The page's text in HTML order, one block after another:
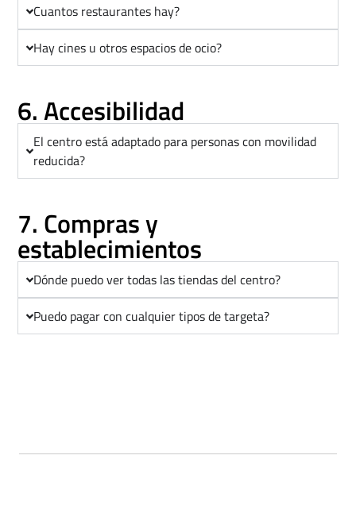
Cuantos restaurantes hay?
Hay cines u otros espacios de ocio?
6. Accesibilidad
El centro está adaptado para personas con movilidad
reducida?
7. Compras y
establecimientos
Dónde puedo ver todas las tiendas del centro?
Puedo pagar con cualquier tipos de targeta?